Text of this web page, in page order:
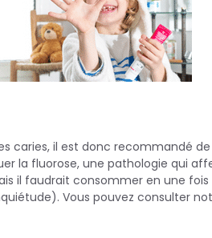
caries, il est donc recommandé
la fluorose, une pathologie qui
il faudrait consommer en une fois
Vous pouvez consulter